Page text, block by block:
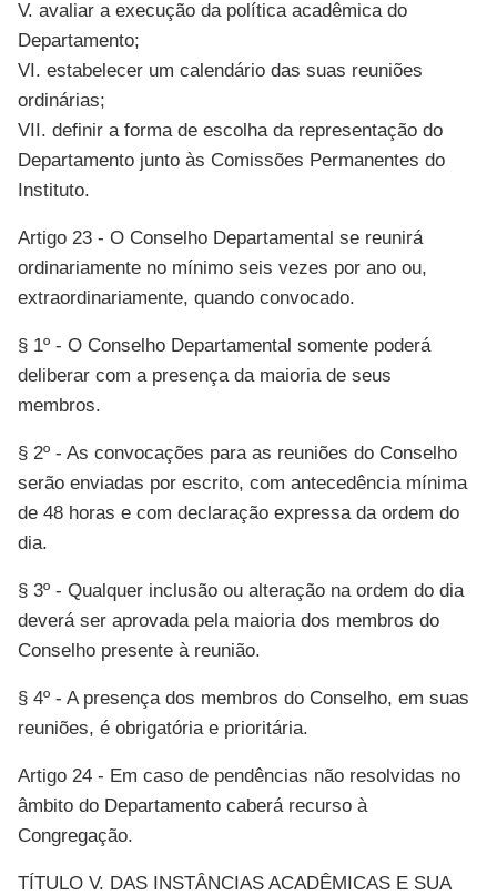
V. avaliar a execução da política acadêmica do
Departamento;
VI. estabelecer um calendário das suas reuniões
ordinárias;
VII. definir a forma de escolha da representação do
Departamento junto às Comissões Permanentes do
Instituto.
Artigo 23 - O Conselho Departamental se reunirá
ordinariamente no mínimo seis vezes por ano ou,
extraordinariamente, quando convocado.
§ 1º - O Conselho Departamental somente poderá
deliberar com a presença da maioria de seus
membros.
§ 2º - As convocações para as reuniões do Conselho
serão enviadas por escrito, com antecedência mínima
de 48 horas e com declaração expressa da ordem do
dia.
§ 3º - Qualquer inclusão ou alteração na ordem do dia
deverá ser aprovada pela maioria dos membros do
Conselho presente à reunião.
§ 4º - A presença dos membros do Conselho, em suas
reuniões, é obrigatória e prioritária.
Artigo 24 - Em caso de pendências não resolvidas no
âmbito do Departamento caberá recurso à
Congregação.
TÍTULO V. DAS INSTÂNCIAS ACADÊMICAS E SUA